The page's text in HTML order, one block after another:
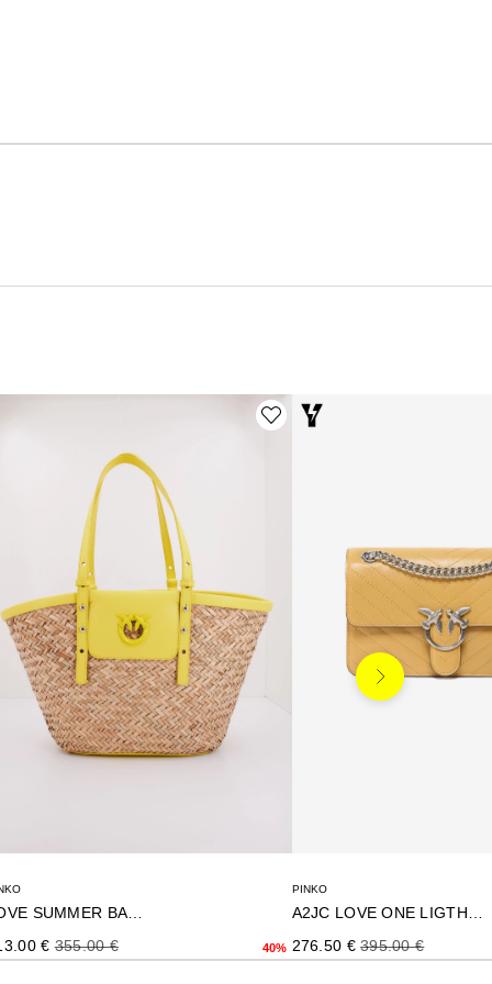
de oferta
€Precio normal
355.00 € 40%
PINKO
Precio de oferta
276.50 €Precio normal
395.00 €
Siguiente